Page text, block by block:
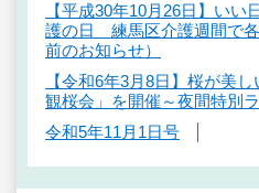
【平成30年10月26日】いい
護の日 練馬区介護週間で
前のお知らせ）
【令和6年3月8日】桜が美
観桜会」を開催～夜間特別
令和5年11月1日号